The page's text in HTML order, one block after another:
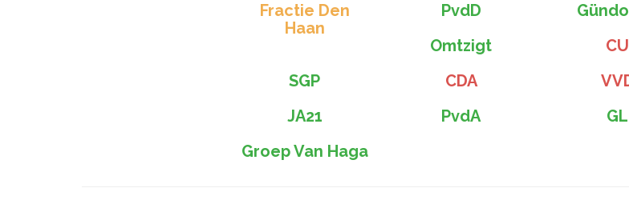
Fractie Den
Haan
PvdD
Omtzigt
CU
SGP
CDA
JA21
PvdA GL
Groep Van Haga